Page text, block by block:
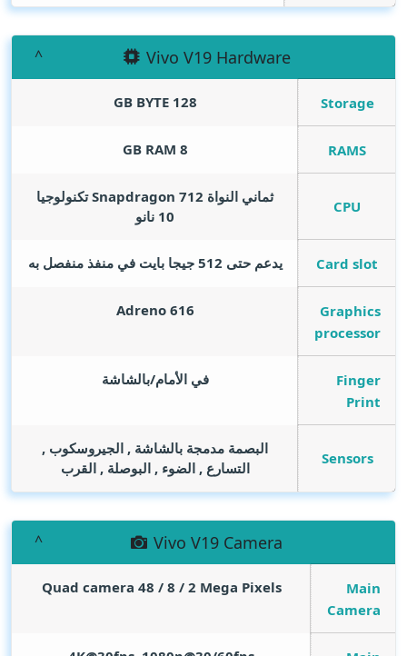
Vivo V19 Hardware
Storage
128
GB BYTE
RAMS
8
GB RAM
CPU
ثماني النواة Snapdragon 712 تكنولوجيا
10 نانو
Card slot يدعم حتى 512 جيجا بايت في منفذ منفصل به
Graphics
processor
Adreno 616
Finger
Print
في الأمام/بالشاشة
Sensors
البصمة مدمجة بالشاشة , الجيروسكوب ,
التسارع , الضوء , البوصلة , القرب
Vivo V19 Camera
Main
Camera
Quad camera 48 / 8 / 2 Mega Pixels